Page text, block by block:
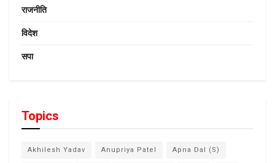
राजनीति
विदेश
सपा
Topics
Akhilesh Yadav Anupriya Patel Apna Dal (S)